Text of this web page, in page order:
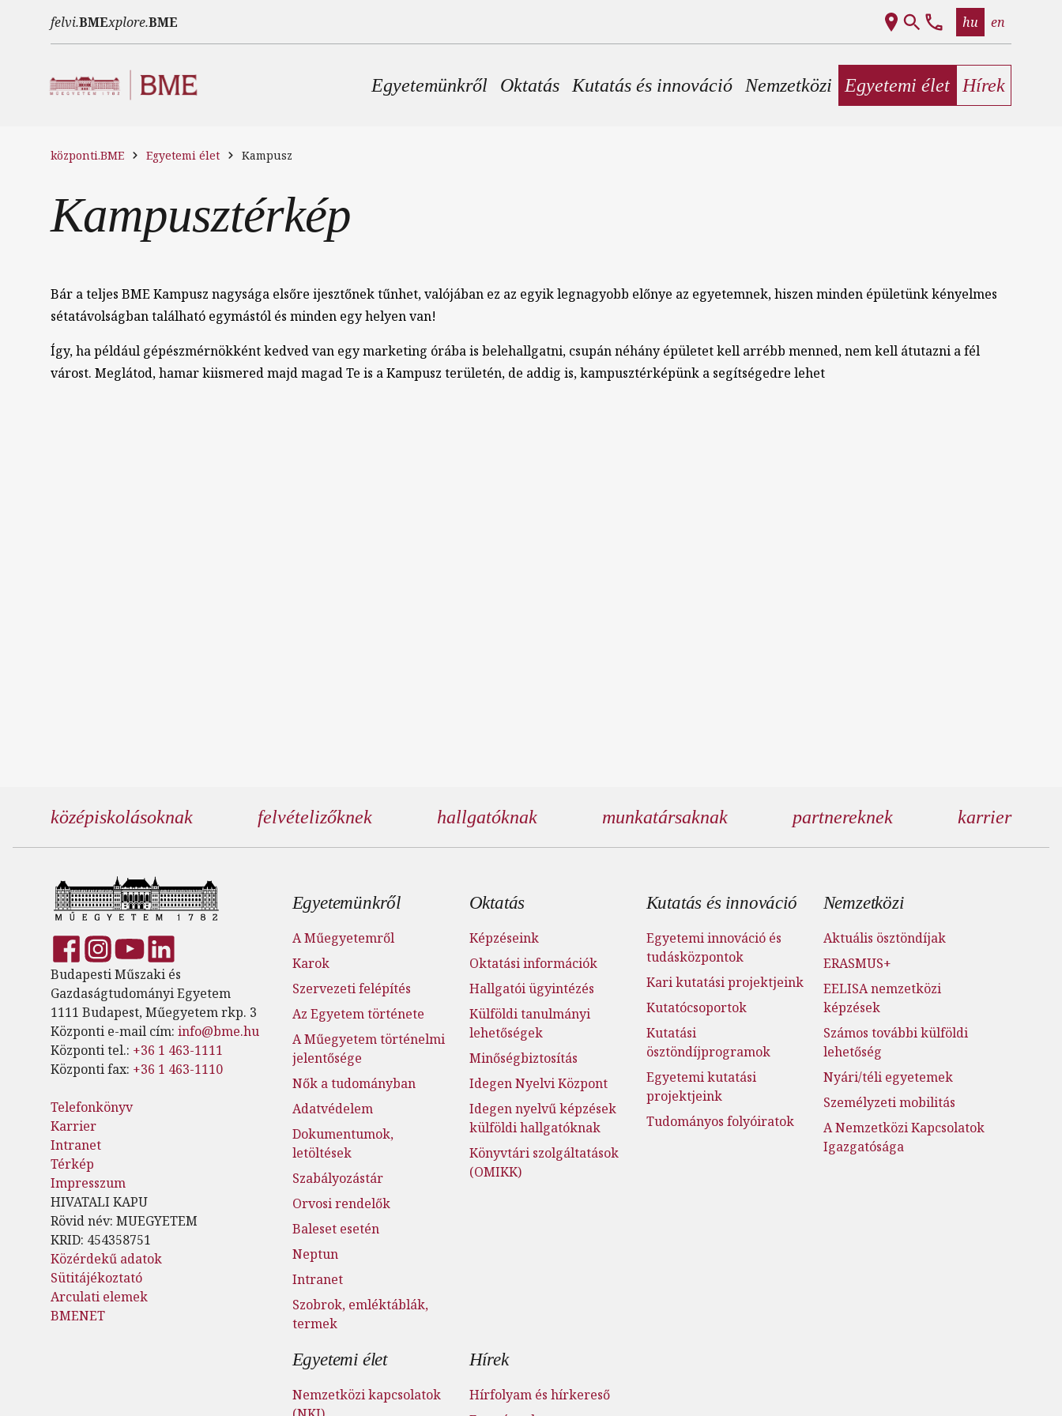
felvi.BMExplore.BME hu en
Fő navigáció
Egyetemünkről Oktatás Kutatás és innováció Nemzetközi Egyetemi élet Hírek
központi.BME Egyetemi élet Kampusz
Kampusztérkép
Bár a teljes BME Kampusz nagysága elsőre ijesztőnek tűnhet, valójában ez az egyik legnagyobb előnye az egyetemnek, hiszen minden épületünk kényelmes
sétatávolságban található egymástól és minden egy helyen van!
Így, ha például gépészmérnökként kedved van egy marketing órába is belehallgatni, csupán néhány épületet kell arrébb menned, nem kell átutazni a fél
várost. Meglátod, hamar kiismered majd magad Te is a Kampusz területén, de addig is, kampusztérképünk a segítségedre lehet
középiskolásoknak felvételizőknek hallgatóknak munkatársaknak partnereknek karrier
Budapesti Műszaki és
Gazdaságtudományi Egyetem
1111 Budapest, Műegyetem rkp. 3
Központi e-mail cím: info@bme.hu
Központi tel.: +36 1 463-1111
Központi fax: +36 1 463-1110
Telefonkönyv
Karrier
Intranet
Térkép
Impresszum
HIVATALI KAPU
Rövid név: MUEGYETEM
KRID: 454358751
Közérdekű adatok
Sütitájékoztató
Arculati elemek
BMENET
Lábléc menü
Egyetemünkről
A Műegyetemről
Karok
Szervezeti felépítés
Az Egyetem története
A Műegyetem történelmi
jelentősége
Nők a tudományban
Adatvédelem
Dokumentumok,
letöltések
Szabályozástár
Orvosi rendelők
Baleset esetén
Neptun
Intranet
Szobrok, emléktáblák,
termek
Oktatás
Képzéseink
Oktatási információk
Hallgatói ügyintézés
Külföldi tanulmányi
lehetőségek
Minőségbiztosítás
Idegen Nyelvi Központ
Idegen nyelvű képzések
külföldi hallgatóknak
Könyvtári szolgáltatások
(OMIKK)
Kutatás és innováció
Egyetemi innováció és
tudásközpontok
Kari kutatási projektjeink
Kutatócsoportok
Kutatási
ösztöndíjprogramok
Egyetemi kutatási
projektjeink
Tudományos folyóiratok
Nemzetközi
Aktuális ösztöndíjak
ERASMUS+
EELISA nemzetközi
képzések
Számos további külföldi
lehetőség
Nyári/téli egyetemek
Személyzeti mobilitás
A Nemzetközi Kapcsolatok
Igazgatósága
Egyetemi élet
Nemzetközi kapcsolatok
Hírek
Hírfolyam és hírkereső